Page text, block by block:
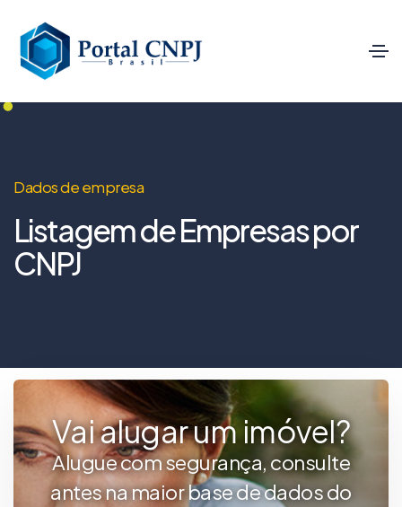
Dados de empresa
Listagem de Empresas por
CNPJ
Vai alugar um imóvel?
Alugue com segurança, consulte
antes na maior base de dados do